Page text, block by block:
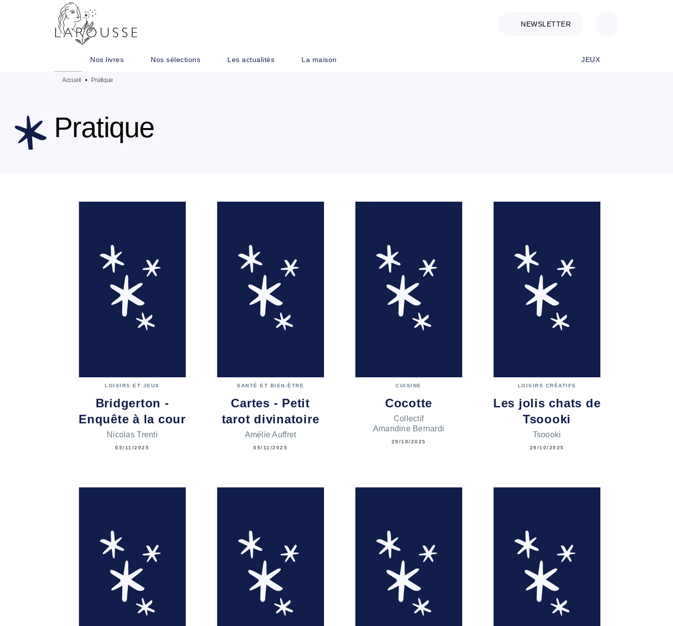
MENU
NEWSLETTER
Nos livres Nos sélections Les actualités La maison JEUX
Accueil • Pratique
Pratique
LOISIRS ET JEUX
Bridgerton -
Enquête à la cour
Nicolas Trenti
05/11/2025
SANTÉ ET BIEN-ÊTRE
Cartes - Petit
tarot divinatoire
Amélie Auffret
05/11/2025
CUISINE
Cocotte
Collectif
Amandine Bernardi
29/10/2025
LOISIRS CRÉATIFS
Les jolis chats de
Tsoooki
Tsoooki
29/10/2025